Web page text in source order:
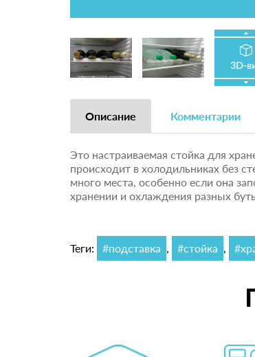
Описание Комментарии
Это настраиваемая стойка для
происходит в холодильниках без
много места, особенно если она
хранении и охлаждения разных
Теги: #подставка , #стойка ,